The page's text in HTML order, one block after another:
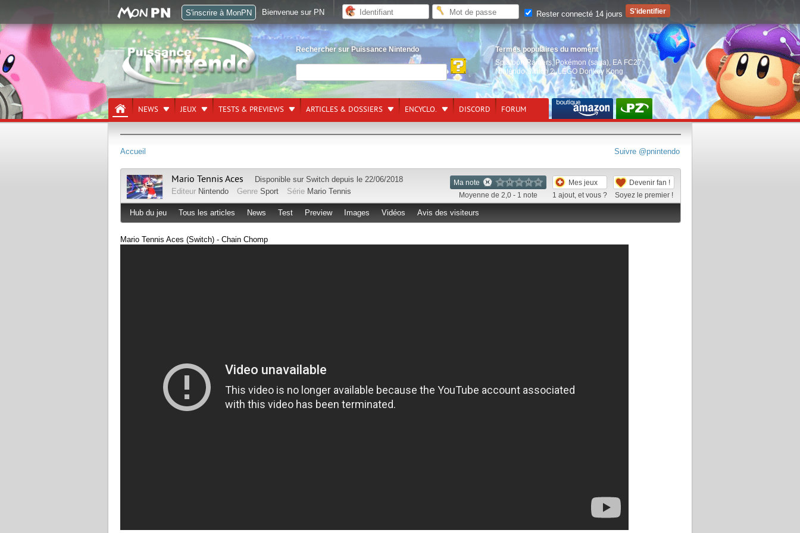
Rechercher sur Puissance Nintendo
Termes populaires du moment
Splatoon Raiders, Pokémon (saga) EA FC27,
Nintendo Switch 2,LEGO Donkey Kong
NEWS JEUX TESTS & PREVIEWS ARTICLES & DOSSIERS ENCYCLO. DISCORD FORUM
Suivre @pnintendo
Accueil
Ma note
Moyenne de 2,0 - 1 note
Mes jeux
1 ajout, et vous ?
Devenir fan !
Soyez le premier !
Mario Tennis Aces Disponible sur Switch depuis le 22/06/2018
Editeur Nintendo Genre Sport Série Mario Tennis
Hub du jeu Tous les articles News Test Preview Images Vidéos Avis des visiteurs
Mario Tennis Aces (Switch) - Chain Chomp
S'inscrire à MonPN Bienvenue sur PN Rester connecté 14 jours